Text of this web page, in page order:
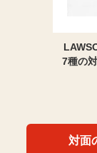
7種の
対面